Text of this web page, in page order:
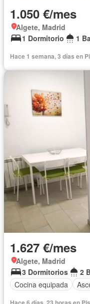
1.050 €/mes
Algete, Madrid
1 Dormitorio
1
Hace 1 semana, 3 días en
1.627 €/mes
Algete, Madrid
3 Dormitorios
2
Cocina equipada